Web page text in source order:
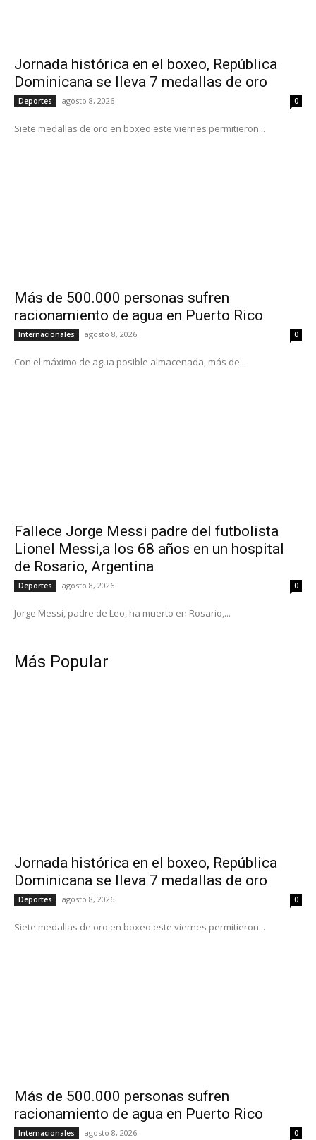
Jornada histórica en el boxeo, República
Dominicana se lleva 7 medallas de oro
Deportes agosto 8, 2026 0
Siete medallas de oro en boxeo este viernes permitieron...
Más de 500.000 personas sufren
racionamiento de agua en Puerto Rico
Internacionales agosto 8, 2026 0
Con el máximo de agua posible almacenada, más de...
Fallece Jorge Messi padre del futbolista
Lionel Messi,a los 68 años en un hospital
de Rosario, Argentina
Deportes agosto 8, 2026 0
Jorge Messi, padre de Leo, ha muerto en Rosario,...
Más Popular
Jornada histórica en el boxeo, República
Dominicana se lleva 7 medallas de oro
Deportes agosto 8, 2026 0
Siete medallas de oro en boxeo este viernes permitieron...
Más de 500.000 personas sufren
racionamiento de agua en Puerto Rico
Internacionales agosto 8, 2026 0